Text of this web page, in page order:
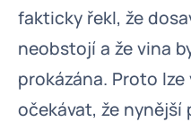
fakticky řekl, že
neobstojí a že vina
prokázána. Proto
očekávat, že